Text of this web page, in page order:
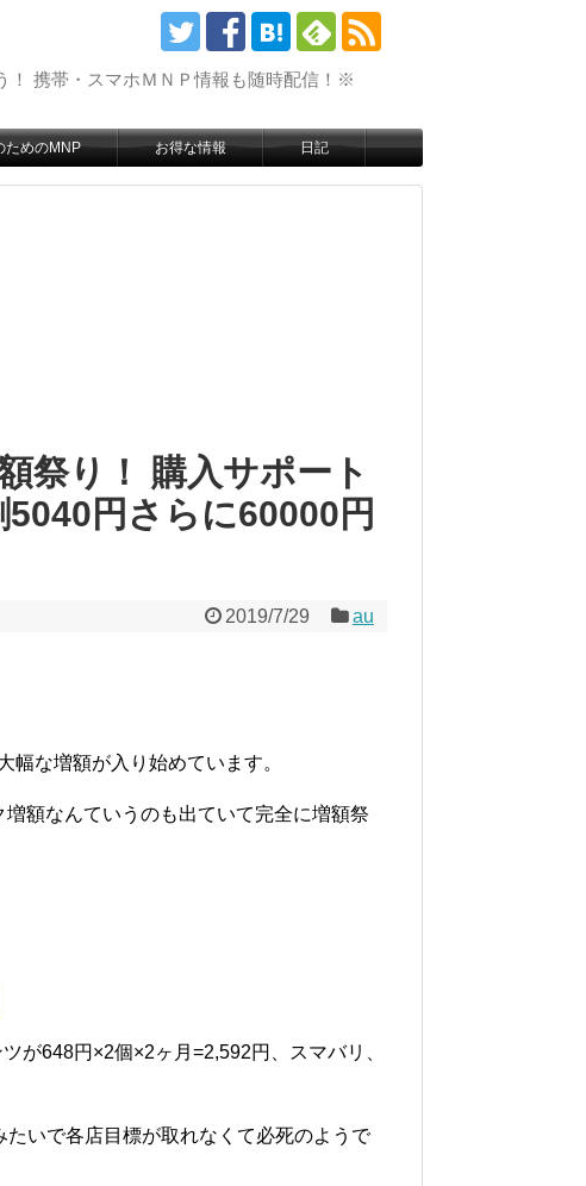
！ 携帯・スマホＭＮＰ情報も随時配信！※
ためのMNP お得な情報 日記
祭り！ 購入サポート
円さらに60000円
2019/7/29 au
な増額が入り始めています。
額なんていうのも出ていて完全に増額祭
が648円×2個×2ヶ月=2,592円、スマバリ、
いで各店目標が取れなくて必死のようで